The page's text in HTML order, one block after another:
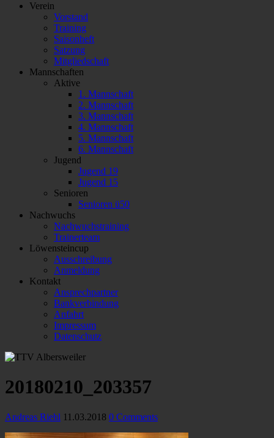
Verein
Vorstand
Training
Saisonheft
Satzung
Mitgliedschaft
Mannschaften
Aktive
1. Mannschaft
2. Mannschaft
3. Mannschaft
4. Mannschaft
5. Mannschaft
6. Mannschaft
Jugend
Jugend 19
Jugend 15
Senioren
Senioren ü50
Nachwuchs
Nachwuchstraining
Trainerteam
Löwensteincup
Ausschreibung
Anmeldung
Kontakt
Ansprechpartner
Bankverbindung
Anfahrt
Impressum
Datenschutz
20180210_203357
Andreas Riehl 11.03.2018 0 Comments